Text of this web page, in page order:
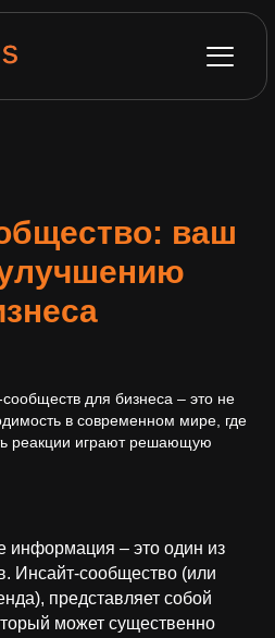
ваш
для бизнеса – это не
в современном мире, где
реакции играют решающую
информация – это один из
Инсайт-сообщество (или
представляет собой
может существенно